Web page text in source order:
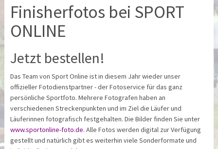
Finisherfotos bei SPORT
ONLINE
Jetzt bestellen!
Das Team von Sport Online ist in diesem Jahr wieder unser
offizieller Fotodienstpartner - der Fotoservice für das ganz
persönliche Sportfoto. Mehrere Fotografen haben an
verschiedenen Streckenpunkten und im Ziel die Läufer und
Läuferinnen fotografisch festgehalten. Die Bilder finden Sie unter
www.sportonline-foto.de. Alle Fotos werden digital zur Verfügung
gestellt und natürlich gibt es weiterhin viele Sonderformate und